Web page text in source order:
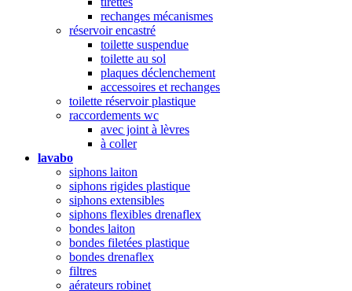
rechanges mécanismes
réservoir encastré
toilette suspendue
toilette au sol
plaques déclenchement
accessoires et rechanges
toilette réservoir plastique
raccordements wc
avec joint à lèvres
à coller
lavabo
siphons laiton
siphons rigides plastique
siphons extensibles
siphons flexibles drenaflex
bondes laiton
bondes filetées plastique
bondes drenaflex
filtres
aérateurs robinet